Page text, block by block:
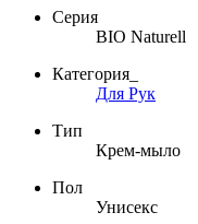
Серия
BIO Naturell
Категория_
Для Рук
Тип
Крем-мыло
Пол
Унисекс